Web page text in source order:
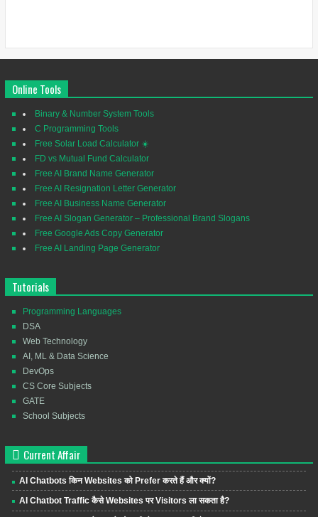
Online Tools
Binary & Number System Tools
C Programming Tools
Free Solar Load Calculator ☀️
FD vs Mutual Fund Calculator
Free AI Brand Name Generator
Free AI Resignation Letter Generator
Free AI Business Name Generator
Free AI Slogan Generator – Professional Brand Slogans
Free Google Ads Copy Generator
Free AI Landing Page Generator
Tutorials
Programming Languages
DSA
Web Technology
AI, ML & Data Science
DevOps
CS Core Subjects
GATE
School Subjects
Current Affair
AI Chatbots किन Websites को Prefer करते हैं और क्यों?
AI Chatbot Traffic कैसे Websites पर Visitors ला सकता है?